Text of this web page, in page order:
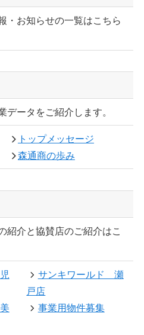
・お知らせの一覧はこちら
データをご紹介します。
トップメッセージ
森通商の歩み
紹介と協賛店のご紹介はこ
サンキワールド 瀬
戸店
事業用物件募集